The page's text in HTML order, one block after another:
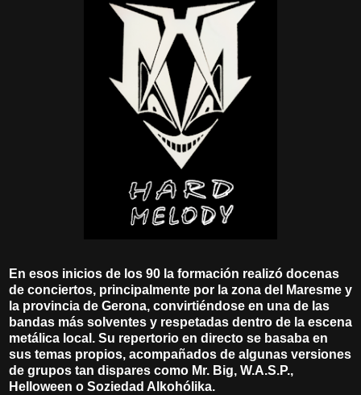
En esos inicios de los 90 la formación realizó docenas
de conciertos, principalmente por la zona del Maresme y
la provincia de Gerona, convirtiéndose en una de las
bandas más solventes y respetadas dentro de la escena
metálica local. Su repertorio en directo se basaba en
sus temas propios, acompañados de algunas versiones
de grupos tan dispares como Mr. Big, W.A.S.P.,
Helloween o Soziedad Alkohólika.